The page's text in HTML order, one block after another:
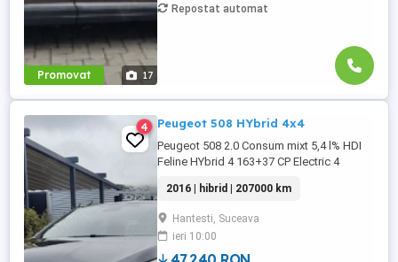
Promovat 17
Repostat automat
4 Peugeot 508 HYbrid 4x4
Peugeot 508 2.0 Consum mixt 5,4 l% HDI
Feline HYbrid 4 163+37 CP Electric 4
Tracțiune 4x4 Padele volan Lumini LED
Sistem Start-Stop Scaune Sport încălzite
Masaj scaun șofer cu reglaj lombar
electric Scaune electrice cu Memorii
Heaud up Displey (afișare informații ...
2016 | hibrid | 207000 km
Hantesti, Suceava
ieri 10:00